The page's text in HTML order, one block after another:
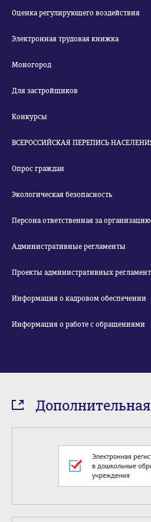
Оценка регулирующего воздействия
Электронная трудовая книжка
Моногород
Для застройщиков
Конкурсы
ВСЕРОССИЙСКАЯ ПЕРЕПИСЬ
Опрос граждан
Экологическая безопасность
Персона ответственная за
Административные регламенты
Проекты административных
Информация о кадровом обеспечении
Информация о работе с обращениями